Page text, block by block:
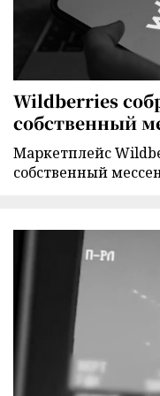
Wildberries
собственный
Маркетплейс
собственный